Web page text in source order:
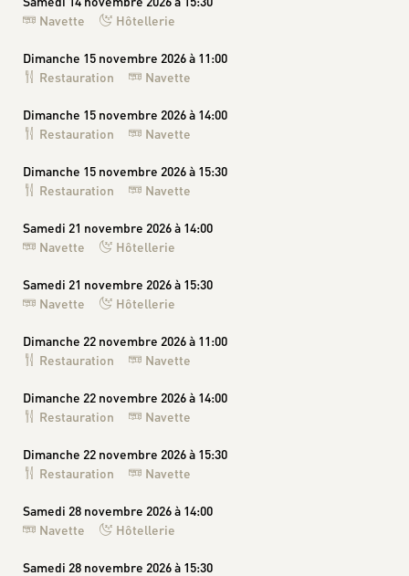
Navette
Hôtellerie
Dimanche 15 novembre 2026 à 11:00
Restauration
Navette
Dimanche 15 novembre 2026 à 14:00
Restauration
Navette
Dimanche 15 novembre 2026 à 15:30
Restauration
Navette
Samedi 21 novembre 2026 à 14:00
Navette
Hôtellerie
Samedi 21 novembre 2026 à 15:30
Navette
Hôtellerie
Dimanche 22 novembre 2026 à 11:00
Restauration
Navette
Dimanche 22 novembre 2026 à 14:00
Restauration
Navette
Dimanche 22 novembre 2026 à 15:30
Restauration
Navette
Samedi 28 novembre 2026 à 14:00
Navette
Hôtellerie
Samedi 28 novembre 2026 à 15:30